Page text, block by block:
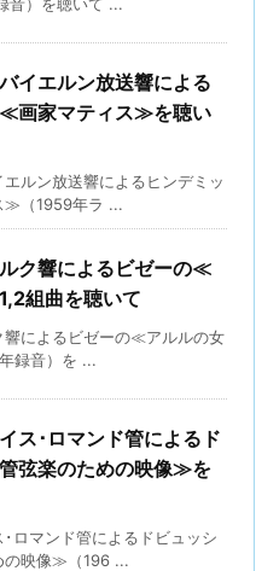
イエルン放送響による
≪画家マティス≫を聴い
ルン放送響によるヒンデミッ
≫（1959年ラ ...
ク響によるビゼーの≪
組曲を聴いて
響によるビゼーの≪アルルの女
録音）を ...
ス･ロマンド管によるド
弦楽のための映像≫を
ロマンド管によるドビュッシ
の映像≫（196 ...